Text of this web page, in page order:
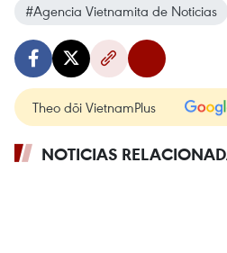
#Agencia Vietnamita de Noticias
Theo dõi VietnamPlus
NOTICIAS